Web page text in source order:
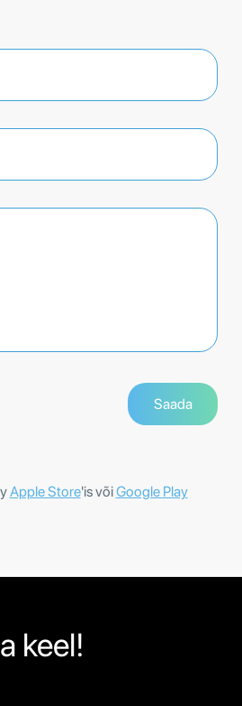
Apple Store'is võiGoogle Play
keel!